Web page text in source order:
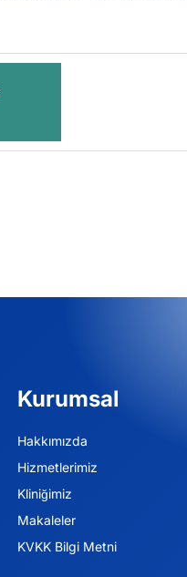
Kurumsal
Hakkımızda
Hizmetlerimiz
Kliniğimiz
Makaleler
KVKK Bilgi Metni